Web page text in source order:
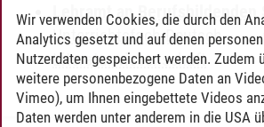
Lehramt an Berufsbildenden
Unterrichtsfach Deutsch-
Literaturwissenschaft
Wir verwenden Cookies, die durch den
Analytics gesetzt und auf denen
Nutzerdaten gespeichert werden. Zudem
weitere personenbezogene Daten an
Vimeo), um Ihnen eingebettete Videos
Daten werden unter anderem in die USA